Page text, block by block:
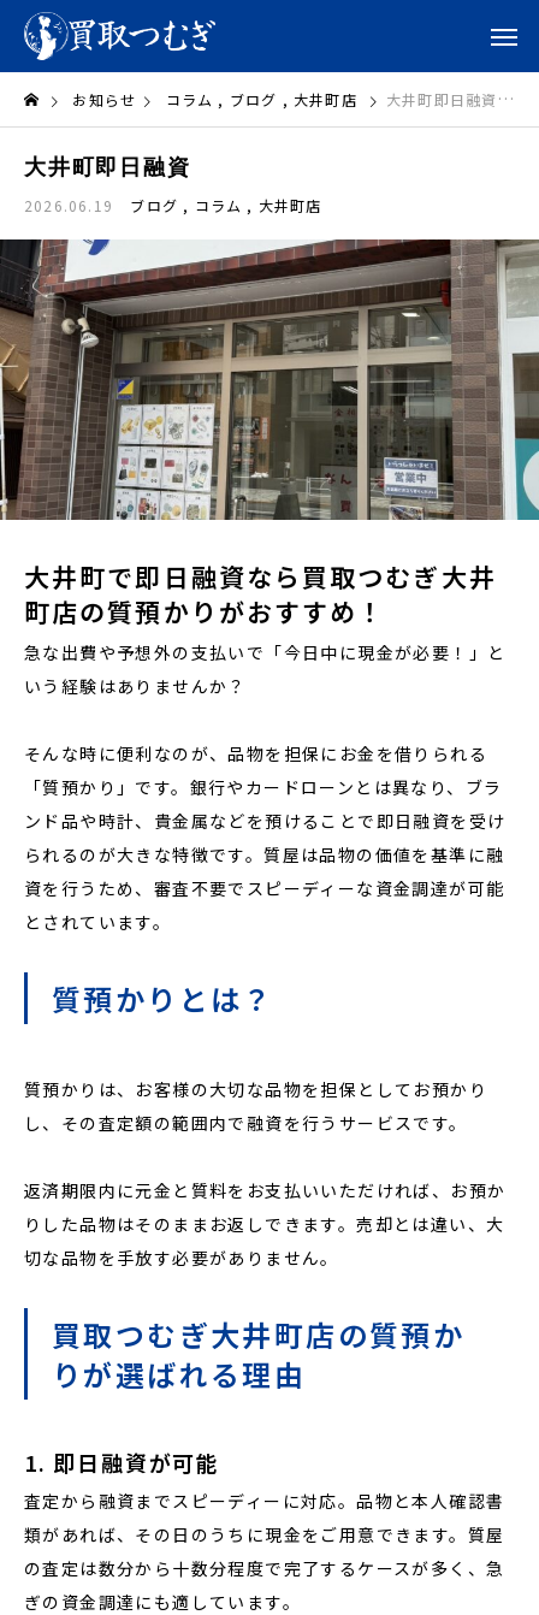
お知らせ コラム ブログ 大井町店 大井町即日融資
大井町即日融資
2026.06.19 ブログ コラム 大井町店
大井町で即日融資なら買取つむぎ大井
町店の質預かりがおすすめ！
急な出費や予想外の支払いで「今日中に現金が必要！」と
いう経験はありませんか？
そんな時に便利なのが、品物を担保にお金を借りられる
「質預かり」です。銀行やカードローンとは異なり、ブラ
ンド品や時計、貴金属などを預けることで即日融資を受け
られるのが大きな特徴です。質屋は品物の価値を基準に融
資を行うため、審査不要でスピーディーな資金調達が可能
とされています。
質預かりとは？
質預かりは、お客様の大切な品物を担保としてお預かり
し、その査定額の範囲内で融資を行うサービスです。
返済期限内に元金と質料をお支払いいただければ、お預か
りした品物はそのままお返しできます。売却とは違い、大
切な品物を手放す必要がありません。
買取つむぎ大井町店の質預か
りが選ばれる理由
1. 即日融資が可能
査定から融資までスピーディーに対応。品物と本人確認書
類があれば、その日のうちに現金をご用意できます。質屋
の査定は数分から十数分程度で完了するケースが多く、急
ぎの資金調達にも適しています。